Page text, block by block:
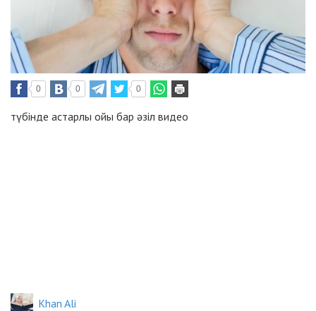
0 0 0
түбінде астарлы ойы бар әзіл видео
Khan Ali